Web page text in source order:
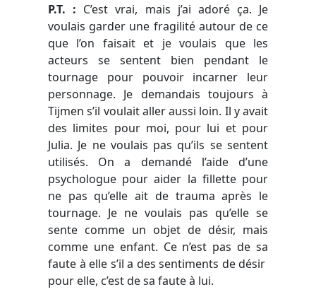
P.T. : C’est vrai, mais j’ai adoré ça. Je
voulais garder une fragilité autour de ce
que l’on faisait et je voulais que les
acteurs se sentent bien pendant le
tournage pour pouvoir incarner leur
personnage. Je demandais toujours à
Tijmen s’il voulait aller aussi loin. Il y avait
des limites pour moi, pour lui et pour
Julia. Je ne voulais pas qu’ils se sentent
utilisés. On a demandé l’aide d’une
psychologue pour aider la fillette pour
ne pas qu’elle ait de trauma après le
tournage. Je ne voulais pas qu’elle se
sente comme un objet de désir, mais
comme une enfant. Ce n’est pas de sa
faute à elle s’il a des sentiments de désir
pour elle, c’est de sa faute à lui.